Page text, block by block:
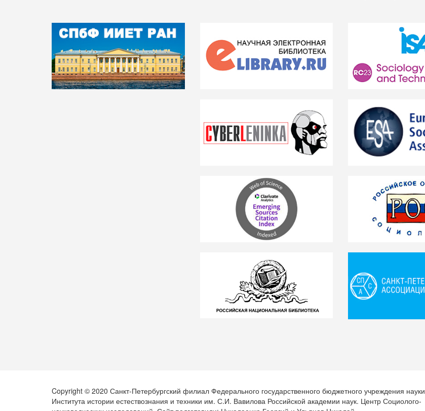
Copyright © 2020 Санкт-Петербургский филиал Федерального государственного бюджетного учреждения науки
Института истории естествознания и техники им. С.И. Вавилова Российской академии наук. Центр Социолого-